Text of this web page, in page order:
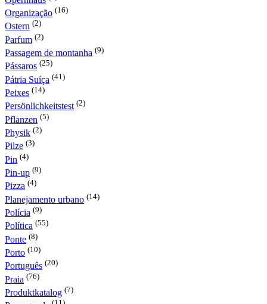
Organização (16)
Ostern (2)
Parfum (2)
Passagem de montanha (9)
Pássaros (25)
Pátria Suíça (41)
Peixes (14)
Persönlichkeitstest (2)
Pflanzen (5)
Physik (2)
Pilze (3)
Pin (4)
Pin-up (9)
Pizza (4)
Planejamento urbano (14)
Polícia (9)
Política (55)
Ponte (8)
Porto (10)
Português (20)
Praia (76)
Produktkatalog (7)